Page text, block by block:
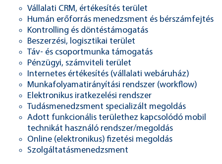
Vállalati CRM, értékesítés terület
Humán erőforrás menedzsment és bérszámfejtés
Kontrolling és döntéstámogatás
Beszerzési, logisztikai terület
Táv- és csoportmunka támogatás
Pénzügyi, számviteli terület
Internetes értékesítés (vállalati webáruház)
Munkafolyamatirányítási rendszer (workflow)
Elektronikus iratkezelési rendszer
Tudásmenedzsment specializált megoldás
Adott funkcionális területhez kapcsolódó mobil
technikát használó rendszer/megoldás
Online (elektronikus) fizetési megoldás
Szolgáltatásmenedzsment